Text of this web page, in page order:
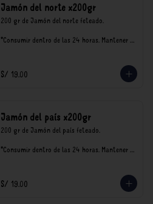
Jamón del norte x200gr
200 gr de Jamón del norte feteado.
*Consumir dentro de las 24 horas. Mantener
incluyen impuestos de ley y recargo al
consumo.
S/ 19.00
Jamón del país x200gr
200 gr de Jamón del país feteado.
*Consumir dentro de las 24 horas. Mantener
incluyen impuestos de ley y recargo al
consumo.
S/ 19.00